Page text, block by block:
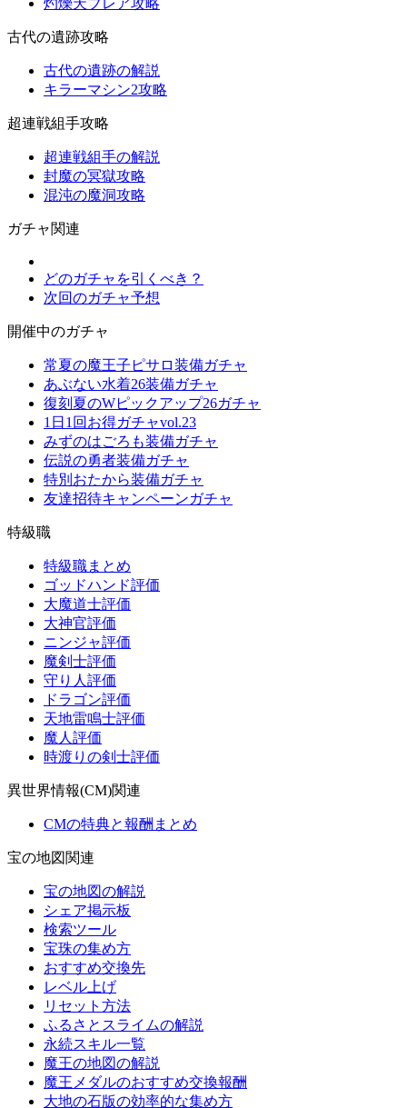
灼爍天ブレア攻略
古代の遺跡攻略
古代の遺跡の解説
キラーマシン2攻略
超連戦組手攻略
超連戦組手の解説
封魔の冥獄攻略
混沌の魔洞攻略
ガチャ関連
どのガチャを引くべき？
次回のガチャ予想
開催中のガチャ
常夏の魔王子ピサロ装備ガチャ
あぶない水着26装備ガチャ
復刻夏のWピックアップ26ガチャ
1日1回お得ガチャvol.23
みずのはごろも装備ガチャ
伝説の勇者装備ガチャ
特別おたから装備ガチャ
友達招待キャンペーンガチャ
特級職
特級職まとめ
ゴッドハンド評価
大魔道士評価
大神官評価
ニンジャ評価
魔剣士評価
守り人評価
ドラゴン評価
天地雷鳴士評価
魔人評価
時渡りの剣士評価
異世界情報(CM)関連
CMの特典と報酬まとめ
宝の地図関連
宝の地図の解説
シェア掲示板
検索ツール
宝珠の集め方
おすすめ交換先
レベル上げ
リセット方法
ふるさとスライムの解説
永続スキル一覧
魔王の地図の解説
魔王メダルのおすすめ交換報酬
大地の石版の効率的な集め方